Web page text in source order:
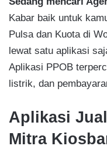
Kabar baik untuk
Pulsa dan Kuota di
lewat satu aplikasi
Aplikasi PPOB
listrik, dan
Aplikasi
Mitra